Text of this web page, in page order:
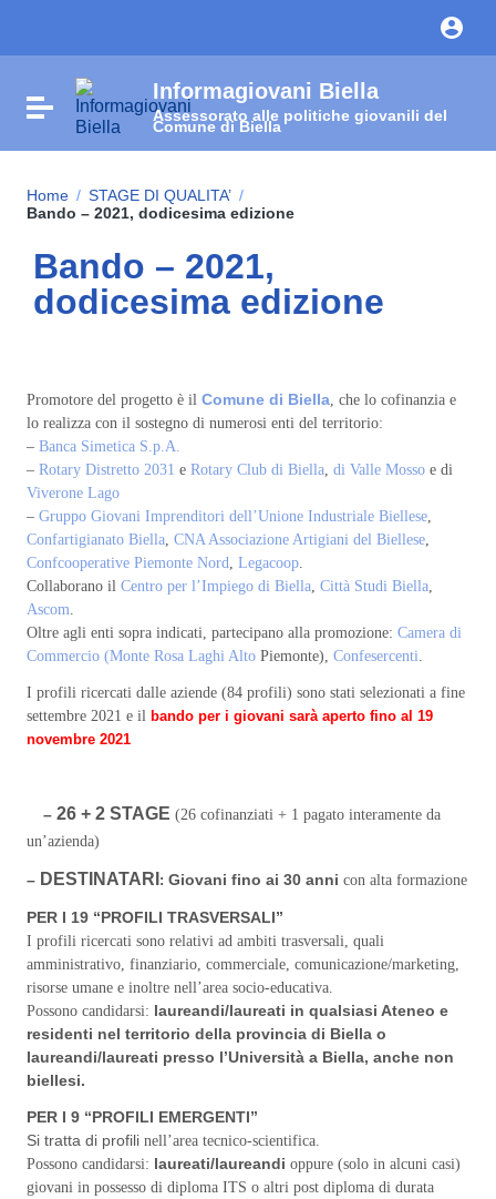
Attiva / disattiva la navigazione
Informagiovani Biella
Assessorato alle politiche giovanili del
Comune di Biella
Home / STAGE DI QUALITA’ /
Bando – 2021, dodicesima edizione
Bando – 2021,
dodicesima edizione
Promotore del progetto è il Comune di Biella, che lo cofinanzia e
lo realizza con il sostegno di numerosi enti del territorio:
– Banca Simetica S.p.A.
– Rotary Distretto 2031 e Rotary Club di Biella, di Valle Mosso e di
Viverone Lago
– Gruppo Giovani Imprenditori dell’Unione Industriale Biellese,
Confartigianato Biella, CNA Associazione Artigiani del Biellese,
Confcooperative Piemonte Nord, Legacoop.
Collaborano il Centro per l’Impiego di Biella, Città Studi Biella,
Ascom.
Oltre agli enti sopra indicati, partecipano alla promozione: Camera di
Commercio (Monte Rosa Laghi Alto Piemonte), Confesercenti.
I profili ricercati dalle aziende (84 profili) sono stati selezionati a fine
settembre 2021 e il bando per i giovani sarà aperto fino al 19
novembre 2021
– 26 + 2 STAGE (26 cofinanziati + 1 pagato interamente da
un’azienda)
– DESTINATARI : Giovani fino ai 30 anni con alta formazione
PER I 19 “PROFILI TRASVERSALI”
I profili ricercati sono relativi ad ambiti trasversali, quali
amministrativo, finanziario, commerciale, comunicazione/marketing,
risorse umane e inoltre nell’area socio-educativa.
Possono candidarsi: laureandi/laureati in qualsiasi Ateneo e
residenti nel territorio della provincia di Biella o
laureandi/laureati presso l’Università a Biella, anche non
biellesi.
PER I 9 “PROFILI EMERGENTI”
Si tratta di profili nell’area tecnico-scientifica.
Possono candidarsi: laureati/laureandi oppure (solo in alcuni casi)
giovani in possesso di diploma ITS o altri post diploma di durata